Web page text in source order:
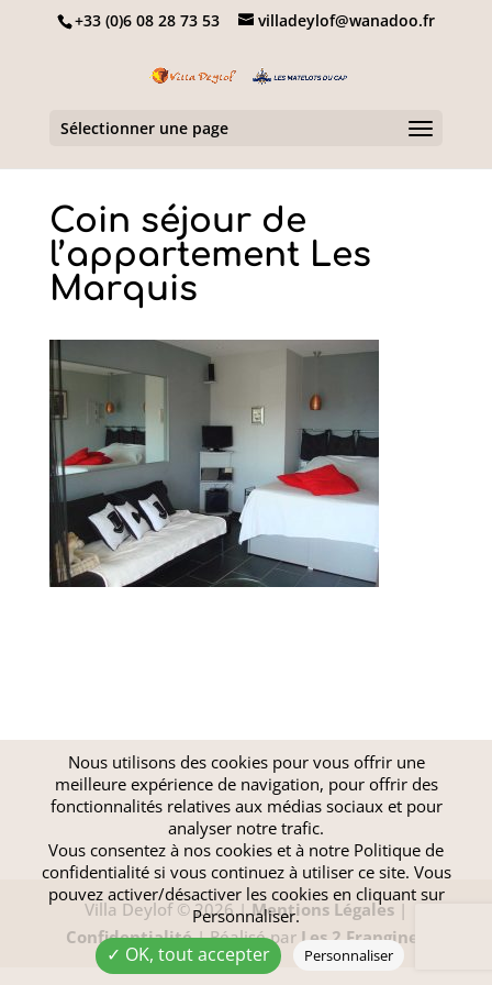
+33 (0)6 08 28 73 53 villadeylof@wanadoo.fr
Sélectionner une page
Coin séjour de
l’appartement Les
Marquis
Villa Deylof © 2026 |Mentions Légales |
Confidentialité| Réalisé parLes 2 Frangines
Nous utilisons des cookies pour vous offrir une
meilleure expérience de navigation, pour offrir des
fonctionnalités relatives aux médias sociaux et pour
analyser notre trafic.
Vous consentez à nos cookies et à notre Politique de
confidentialitési vous continuez à utiliser ce site. Vous
pouvez activer/désactiver les cookies en cliquant sur
Personnaliser.
✓ OK, tout accepter Personnaliser